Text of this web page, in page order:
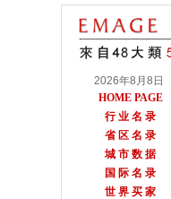
2026年8月8日
HOME PAGE
行 业 名 录
省 区 名 录
城 市 数 据
国 际 名 录
世 界 买 家